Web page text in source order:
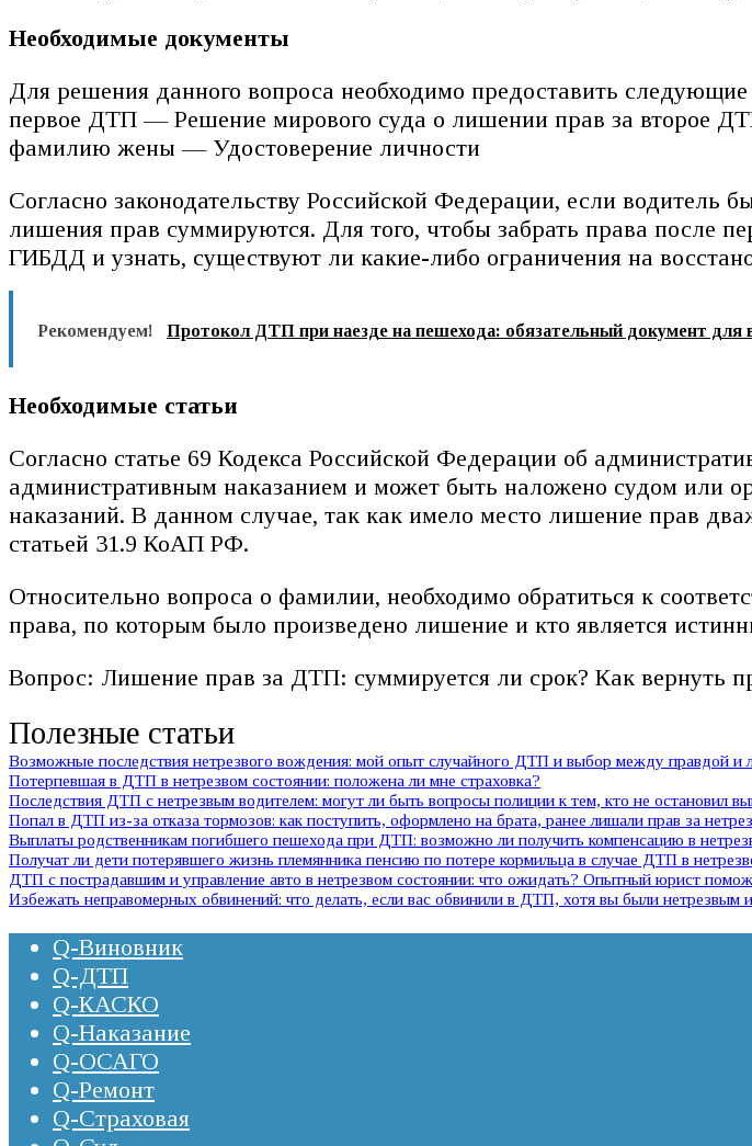
Необходимые документы
Для решения данного вопроса необходимо предоставить
первое ДТП — Решение мирового суда о лишении прав за второе
фамилию жены — Удостоверение личности
Согласно законодательству Российской Федерации, если
лишения прав суммируются. Для того, чтобы забрать права после
ГИБДД и узнать, существуют ли какие-либо ограничения на
Рекомендуем! Протокол ДТП при наезде на пешехода: обязательный документ для
Необходимые статьи
Согласно статье 69 Кодекса Российской Федерации об
административным наказанием и может быть наложено судом или
наказаний. В данном случае, так как имело место лишение прав
статьей 31.9 КоАП РФ.
Относительно вопроса о фамилии, необходимо обратиться к
права, по которым было произведено лишение и кто является
Вопрос: Лишение прав за ДТП: суммируется ли срок? Как вернуть
Полезные статьи
Возможные последствия нетрезвого вождения: мой опыт случайного ДТП и выбор между правдой
Потерпевшая в ДТП в нетрезвом состоянии: положена ли мне страховка?
Последствия ДТП с нетрезвым водителем: могут ли быть вопросы полиции к тем, кто не остановил
Попал в ДТП из-за отказа тормозов: как поступить, оформлено на брата, ранее лишали прав за
Выплаты родственникам погибшего пешехода при ДТП: возможно ли получить компенсацию в
Получат ли дети потерявшего жизнь племянника пенсию по потере кормильца в случае ДТП в
ДТП с пострадавшим и управление авто в нетрезвом состоянии: что ожидать? Опытный юрист
Избежать неправомерных обвинений: что делать, если вас обвинили в ДТП, хотя вы были нетрезвым
Q-Виновник
Q-ДТП
Q-КАСКО
Q-Наказание
Q-ОСАГО
Q-Ремонт
Q-Страховая